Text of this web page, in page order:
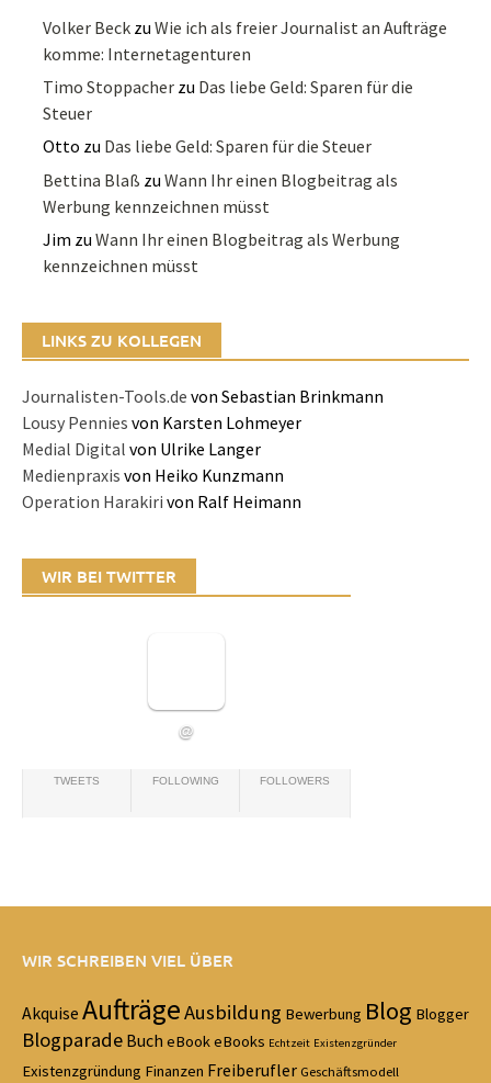
Volker Beck zuWie ich als freier Journalist an Aufträge
komme: Internetagenturen
Timo Stoppacher zu Das liebe Geld: Sparen für die
Steuer
Otto zu Das liebe Geld: Sparen für die Steuer
Bettina Blaß zuWann Ihr einen Blogbeitrag als
Werbung kennzeichnen müsst
Jim zuWann Ihr einen Blogbeitrag als Werbung
kennzeichnen müsst
LINKS ZU KOLLEGEN
Journalisten-Tools.de von Sebastian Brinkmann
Lousy Pennies von Karsten Lohmeyer
Medial Digital von Ulrike Langer
Medienpraxis von Heiko Kunzmann
Operation Harakiri von Ralf Heimann
WIR BEI TWITTER
@
TWEETS FOLLOWING FOLLOWERS
WIR SCHREIBEN VIEL ÜBER
Akquise AufträgeAusbildung Bewerbung Blog Blogger
Blogparade Buch eBookeBooks Echtzeit Existenzgründer
Existenzgründung Finanzen Freiberufler Geschäftsmodell